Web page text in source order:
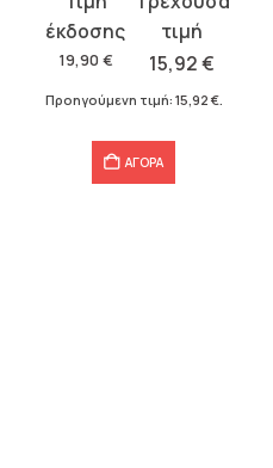
19,90 €
price
was:
19,90 €.
15,92€
τρέχουσα
τιμή
είναι:
Προηγούμενη τιμή: 15,92 €.
ΑΓΟΡΑ